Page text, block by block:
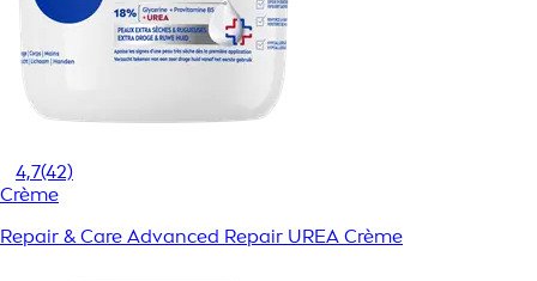
4,7(42)
Crème
Repair & Care Advanced Repair UREA Crème